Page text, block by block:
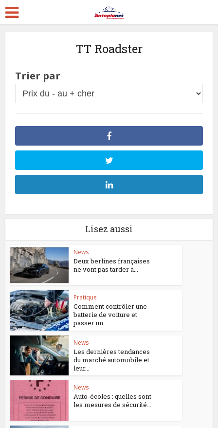
TT Roadster
Trier par
Lisez aussi
News
Deux berlines françaises
ne vont pas tarder à...
Pratique
Comment contrôler une
batterie de voiture et
passer un...
News
Les dernières tendances
du marché automobile et
leur...
News
Auto-écoles : quelles sont
les mesures de sécurité...